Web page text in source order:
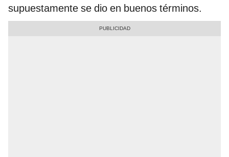
supuestamente se dio en buenos términos.